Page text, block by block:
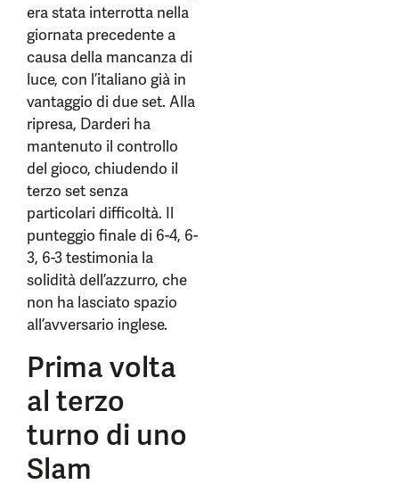
era stata interrotta nella
giornata precedente a
causa della mancanza di
luce, con l’italiano già in
vantaggio di due set. Alla
ripresa, Darderi ha
mantenuto il controllo
del gioco, chiudendo il
terzo set senza
particolari difficoltà. Il
punteggio finale di 6-4, 6-
3, 6-3 testimonia la
solidità dell’azzurro, che
non ha lasciato spazio
all’avversario inglese.
Prima volta
al terzo
turno di uno
Slam